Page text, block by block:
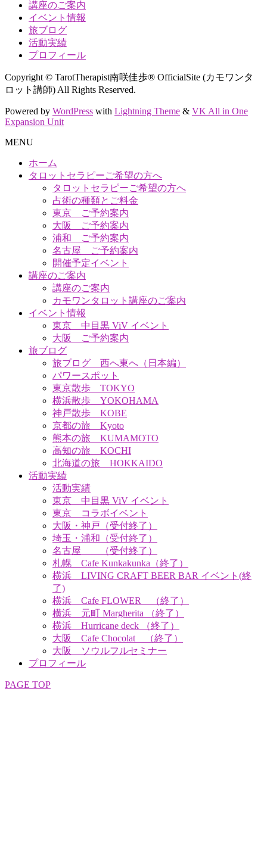
講座のご案内
イベント情報
旅ブログ
活動実績
プロフィール
Copyright © TarotTherapist南咲佳歩® OfficialSite (カモワンタ
ロット講師) All Rights Reserved.
Powered by WordPress with Lightning Theme & VK All in One
Expansion Unit
MENU
ホーム
タロットセラピーご希望の方へ
タロットセラピーご希望の方へ
占術の種類とご料金
東京 ご予約案内
大阪 ご予約案内
浦和 ご予約案内
名古屋 ご予約案内
開催予定イベント
講座のご案内
講座のご案内
カモワンタロット講座のご案内
イベント情報
東京 中目黒 ViV イベント
大阪 ご予約案内
旅ブログ
旅ブログ 西へ東へ（日本編）
パワースポット
東京散歩 TOKYO
横浜散歩 YOKOHAMA
神戸散歩 KOBE
京都の旅 Kyoto
熊本の旅 KUMAMOTO
高知の旅 KOCHI
北海道の旅 HOKKAIDO
活動実績
活動実績
東京 中目黒 ViV イベント
東京 コラボイベント
大阪・神戸（受付終了）
埼玉・浦和（受付終了）
名古屋 （受付終了）
札幌 Cafe Kunkakunka（終了）
横浜 LIVING CRAFT BEER BAR イベント(終
了)
横浜 Cafe FLOWER （終了）
横浜 元町 Margherita （終了）
横浜 Hurricane deck （終了）
大阪 Cafe Chocolat （終了）
大阪 ソウルフルセミナー
プロフィール
PAGE TOP